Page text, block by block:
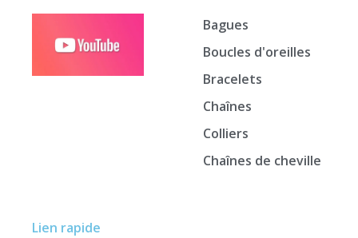
Lien rapide
Bagues
Boucles d'oreilles
Bracelets
Chaînes
Colliers
Chaînes de cheville